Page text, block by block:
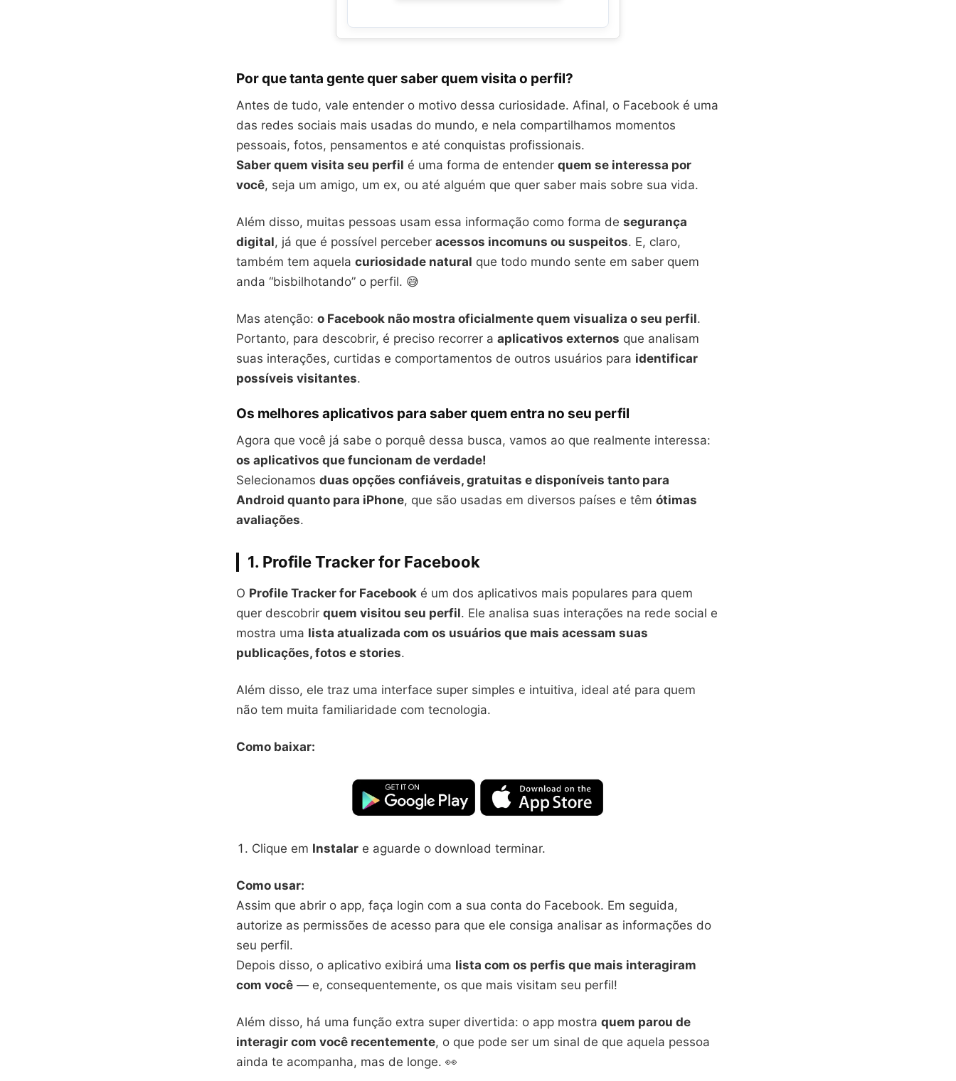
Por que tanta gente quer saber quem visita o perfil?
Antes de tudo, vale entender o motivo dessa curiosidade. Afinal, o Facebook é uma
das redes sociais mais usadas do mundo, e nela compartilhamos momentos
pessoais, fotos, pensamentos e até conquistas profissionais.
Saber quem visita seu perfil é uma forma de entender quem se interessa por
você, seja um amigo, um ex, ou até alguém que quer saber mais sobre sua vida.
Além disso, muitas pessoas usam essa informação como forma de segurança
digital, já que é possível perceber acessos incomuns ou suspeitos. E, claro,
também tem aquela curiosidade natural que todo mundo sente em saber quem
anda “bisbilhotando” o perfil. 😅
Mas atenção: o Facebook não mostra oficialmente quem visualiza o seu perfil.
Portanto, para descobrir, é preciso recorrer a aplicativos externos que analisam
suas interações, curtidas e comportamentos de outros usuários para identificar
possíveis visitantes.
Os melhores aplicativos para saber quem entra no seu perfil
Agora que você já sabe o porquê dessa busca, vamos ao que realmente interessa:
os aplicativos que funcionam de verdade!
Selecionamos duas opções confiáveis, gratuitas e disponíveis tanto para
Android quanto para iPhone, que são usadas em diversos países e têm ótimas
avaliações.
1. Profile Tracker for Facebook
O Profile Tracker for Facebook é um dos aplicativos mais populares para quem
quer descobrir quem visitou seu perfil. Ele analisa suas interações na rede social e
mostra uma lista atualizada com os usuários que mais acessam suas
publicações, fotos e stories.
Além disso, ele traz uma interface super simples e intuitiva, ideal até para quem
não tem muita familiaridade com tecnologia.
Como baixar:
Clique em Instalar e aguarde o download terminar.
Como usar:
Assim que abrir o app, faça login com a sua conta do Facebook. Em seguida,
autorize as permissões de acesso para que ele consiga analisar as informações do
seu perfil.
Depois disso, o aplicativo exibirá uma lista com os perfis que mais interagiram
com você — e, consequentemente, os que mais visitam seu perfil!
Além disso, há uma função extra super divertida: o app mostra quem parou de
interagir com você recentemente, o que pode ser um sinal de que aquela pessoa
ainda te acompanha, mas de longe. 👀